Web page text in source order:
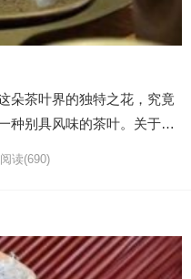
朵茶叶界的独特之花，究竟
种别具风味的茶叶。关于…
阅读(690)